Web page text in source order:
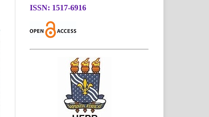
ISSN: 1517-6916